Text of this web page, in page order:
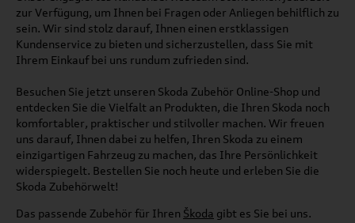
zur Verfügung, um Ihnen bei Fragen oder Anliegen behilflich zu
sein. Wir sind stolz darauf, Ihnen einen erstklassigen
Kundenservice zu bieten und sicherzustellen, dass Sie mit
Ihrem Einkauf bei uns rundum zufrieden sind.
Besuchen Sie jetzt unseren Skoda Zubehör Online-Shop und
entdecken Sie die Vielfalt an Produkten, die Ihren Skoda noch
komfortabler, praktischer und stilvoller machen. Wir freuen
uns darauf, Ihnen dabei zu helfen, Ihren Skoda zu einem
einzigartigen Fahrzeug zu machen, das Ihre Persönlichkeit
widerspiegelt. Bestellen Sie noch heute und erleben Sie die
Skoda Zubehörwelt!
Das passende Zubehör für Ihren Škoda gibt es Sie bei uns.